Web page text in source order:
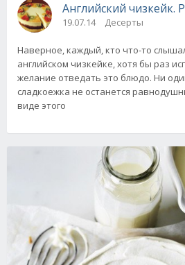
Английский чизкейк.
19.07.14 Десерты
Наверное, каждый, кто что-то
английском чизкейке, хотя бы раз
желание отведать это блюдо. Ни
сладкоежка не останется
виде этого